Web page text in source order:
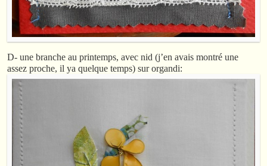
D- une branche au printemps, avec nid (j’en avais montré une
assez proche, il ya quelque temps) sur organdi: